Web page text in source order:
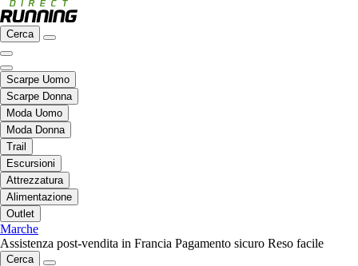
Cerca
Scarpe Uomo
Scarpe Donna
Moda Uomo
Moda Donna
Trail
Escursioni
Attrezzatura
Alimentazione
Outlet
Marche
Assistenza post-vendita in Francia Pagamento sicuro Reso facile
Cerca